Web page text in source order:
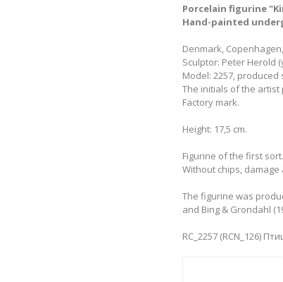
Porcelain figurine
Hand-painted
Denmark,
Sculptor: Peter Herold
Model: 2257, produced
The initials of the artist
Factory mark.
Height: 17,5 cm.
Figurine of the first sort.
Without chips,
The figurine was
and Bing & Grondahl
RC_2257 (RCN_126)